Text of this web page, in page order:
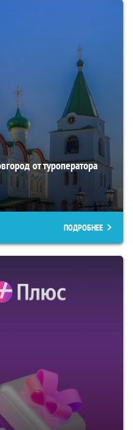
от туроператора
ПОДРОБНЕЕ